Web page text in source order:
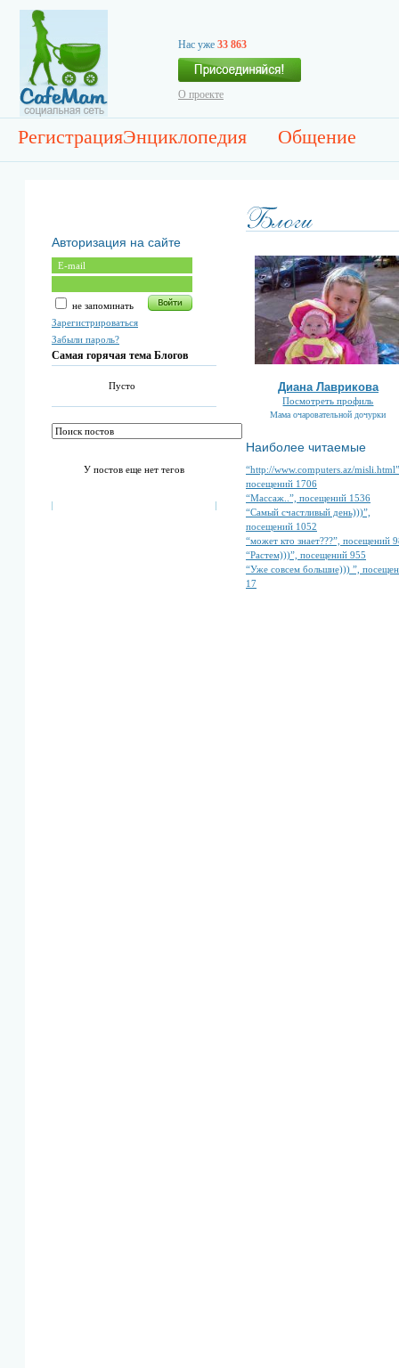
Нас уже 33 863
О проекте
РегистрацияЭнциклопедия Общение
Авторизация на сайте
не запоминать
Зарегистрироваться
Забыли пароль?
Самая горячая тема Блогов
Пусто
У постов еще нет тегов
Диана Лаврикова
Посмотреть профиль
Мама очаровательной дочурки
Наиболее читаемые
“http://www.computers.az/
посещений 1706
“Массаж..”, посещений 1536
“Самый счастливый день)))”,
посещений 1052
“может кто знает???”, посещений
“Растем)))”, посещений 955
“Уже совсем большие))) ”,
17